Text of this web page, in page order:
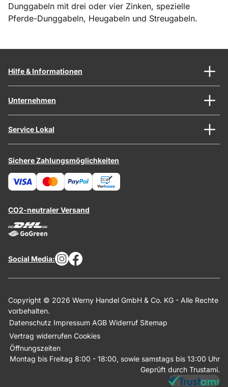
Dunggabeln mit drei oder vier Zinken, spezielle
Pferde-Dunggabeln, Heugabeln und Streugabeln.
Hilfe & Informationen
Unternehmen
Service Lokal
Sichere Zahlungsmöglichkeiten
CO2-neutraler Versand
Social Media:
Copyright © 2026 Werny Handel GmbH & Co. KG - Alle Rechte
vorbehalten.
Datenschutz Impressum AGB Widerruf Sitemap
Vertrag widerrufen Cookies
Öffnungszeiten
Montag bis Freitag 8:00 - 18:00, sowie samstags bis 13:00 Uhr
Geprüft durch Trustami.